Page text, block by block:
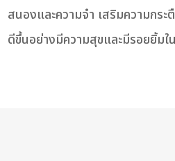
สนองและความจำ เสริมความกร
ดีขึ้นอย่างมีความสุขและมีรอยยิ้มใ